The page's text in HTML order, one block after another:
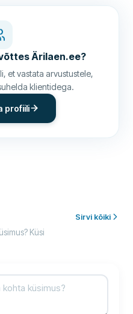
Ärilaen.ee?
et vastata arvustustele,
klientidega.
profiili
Küsi
Sirvi kõiki